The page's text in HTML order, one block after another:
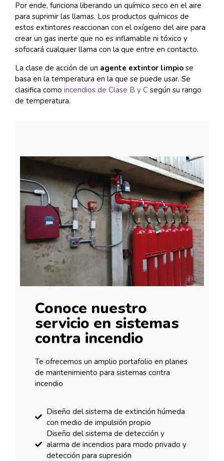
Por ende, funciona liberando un químico seco en el aire
para suprimir las llamas. Los productos químicos de
estos extintores reaccionan con el oxígeno del aire para
crear un gas inerte que no es inflamable ni tóxico y
sofocará cualquier llama con la que entre en contacto.
La clase de acción de un agente extintor limpio se
basa en la temperatura en la que se puede usar. Se
clasifica como incendios de Clase B y C según su rango
de temperatura.
Conoce nuestro
servicio en sistemas
contra incendio
Te ofrecemos un amplio portafolio en planes
de mantenimiento para sistemas contra
incendio
Diseño del sistema de extinción húmeda
con medio de impulsión propio
Diseño del sistema de detección y
alarma de incendios para modo privado y
detección para supresión